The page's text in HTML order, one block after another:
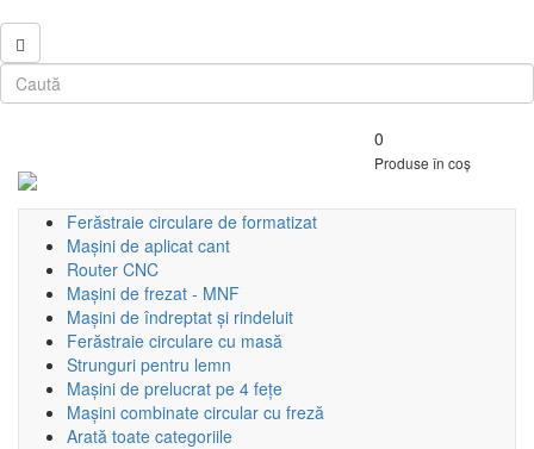
0
Produse în coș
Ferăstraie circulare de formatizat
Mașini de aplicat cant
Router CNC
Mașini de frezat - MNF
Mașini de îndreptat și rindeluit
Ferăstraie circulare cu masă
Strunguri pentru lemn
Mașini de prelucrat pe 4 fețe
Mașini combinate circular cu freză
Arată toate categoriile